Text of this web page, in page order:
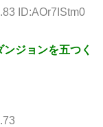
ID:AOr7IStm0
ジョンを五つく